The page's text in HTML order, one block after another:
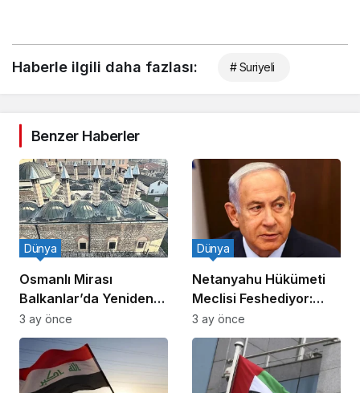
Haberle ilgili daha fazlası: # Suriyeli
Benzer Haberler
Osmanlı Mirası
Balkanlar’da Yeniden
Canlanıyor
Dünya
3 ay önce
Netanyahu Hükümeti
Meclisi Feshediyor:
Erken Seçim!
Dünya
3 ay önce